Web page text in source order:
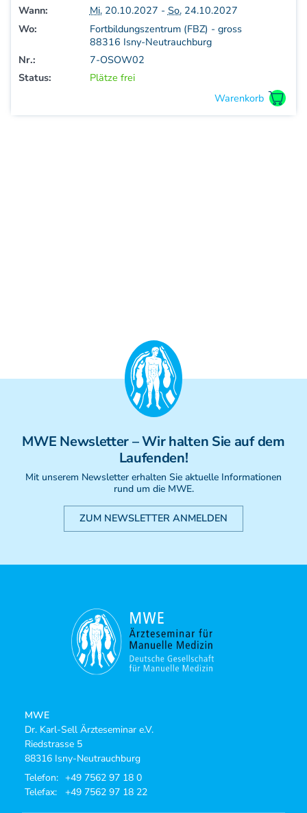
Still/FPR
spez. Osteop. Manipulations-techniken
(HVLA)
Sportosteopathie I - Einführung
Osteopatische Woche
Krankengymnatik am Gerät
Kinesio-Sport-Taping
PNE - Pain Neuroscience Education
Wann: Mi.20.10.2027 - So.24.10.2027
Wo:
Fortbildungszentrum (FBZ) - gross
88316 Isny-Neutrauchburg
Nr.:
7-OSOW02
Status:
Plätze frei
MWE Newsletter– Wir halten Sie auf dem
Laufenden!
Mit unserem Newsletter erhalten Sie aktuelle Informationen
rund um die MWE.
ZUM NEWSLETTER ANMELDEN
MWE
Dr. Karl-Sell Ärzteseminar e.V.
Riedstrasse 5
88316 Isny-Neutrauchburg
Telefon: +49 7562 97 18 0
Telefax:
+49 7562 97 18 22